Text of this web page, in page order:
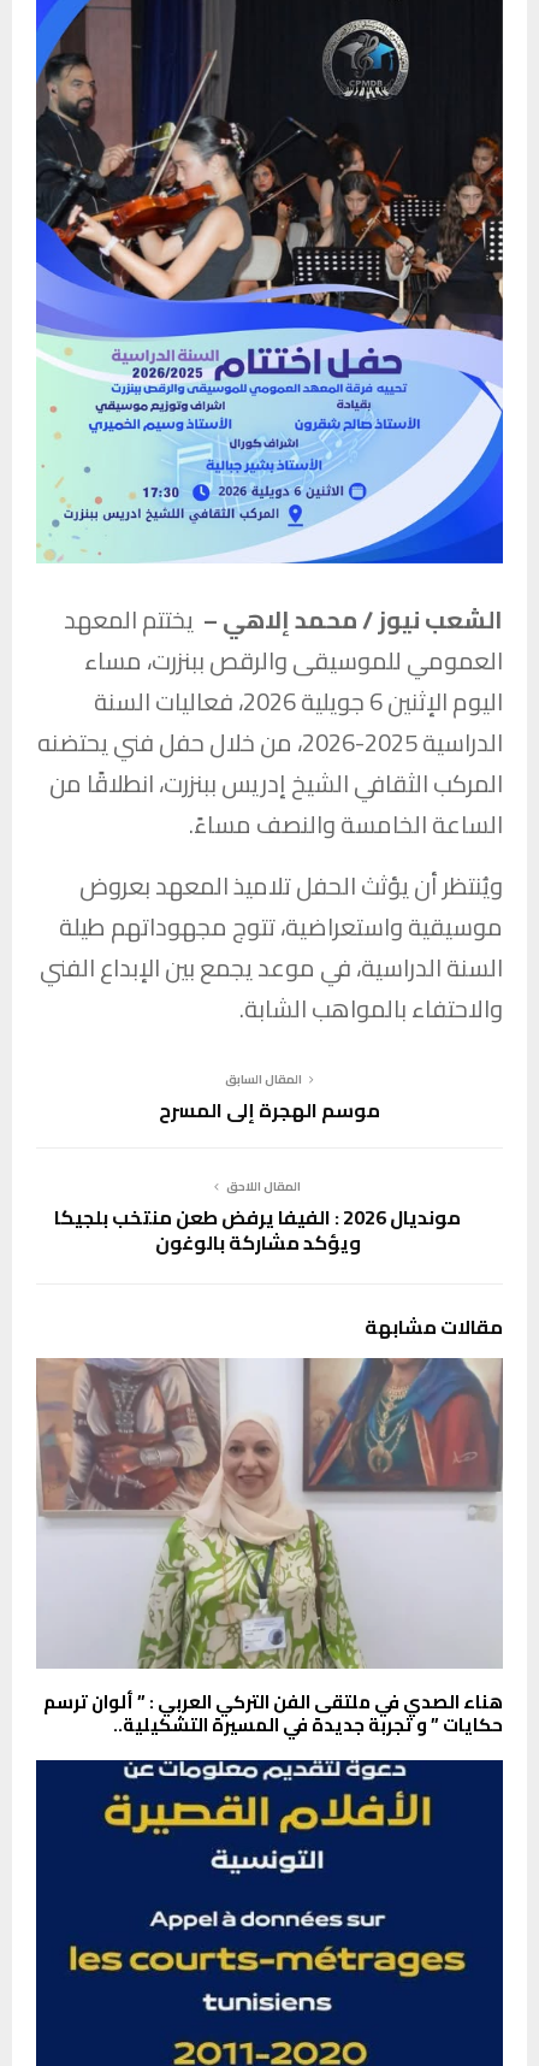
الشعب نيوز / محمد إلاهي – يختتم المعهد
العمومي للموسيقى والرقص ببنزرت، مساء
اليوم الإثنين 6 جويلية 2026، فعاليات السنة
الدراسية 2025-2026، من خلال حفل فني يحتضنه
المركب الثقافي الشيخ إدريس ببنزرت، انطلاقًا من
الساعة الخامسة والنصف مساءً.
ويُنتظر أن يؤثث الحفل تلاميذ المعهد بعروض
موسيقية واستعراضية، تتوج مجهوداتهم طيلة
السنة الدراسية، في موعد يجمع بين الإبداع الفني
والاحتفاء بالمواهب الشابة.
المقال السابق
موسم الهجرة إلى المسرح
المقال اللاحق
مونديال 2026 : الفيفا يرفض طعن منتخب بلجيكا
ويؤكد مشاركة بالوغون
مقالات مشابهة
هناء الصدي في ملتقى الفن التركي العربي : ” ألوان ترسم
حكايات ” و تجربة جديدة في المسيرة التشكيلية..